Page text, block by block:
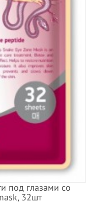
под глазами со
32шт